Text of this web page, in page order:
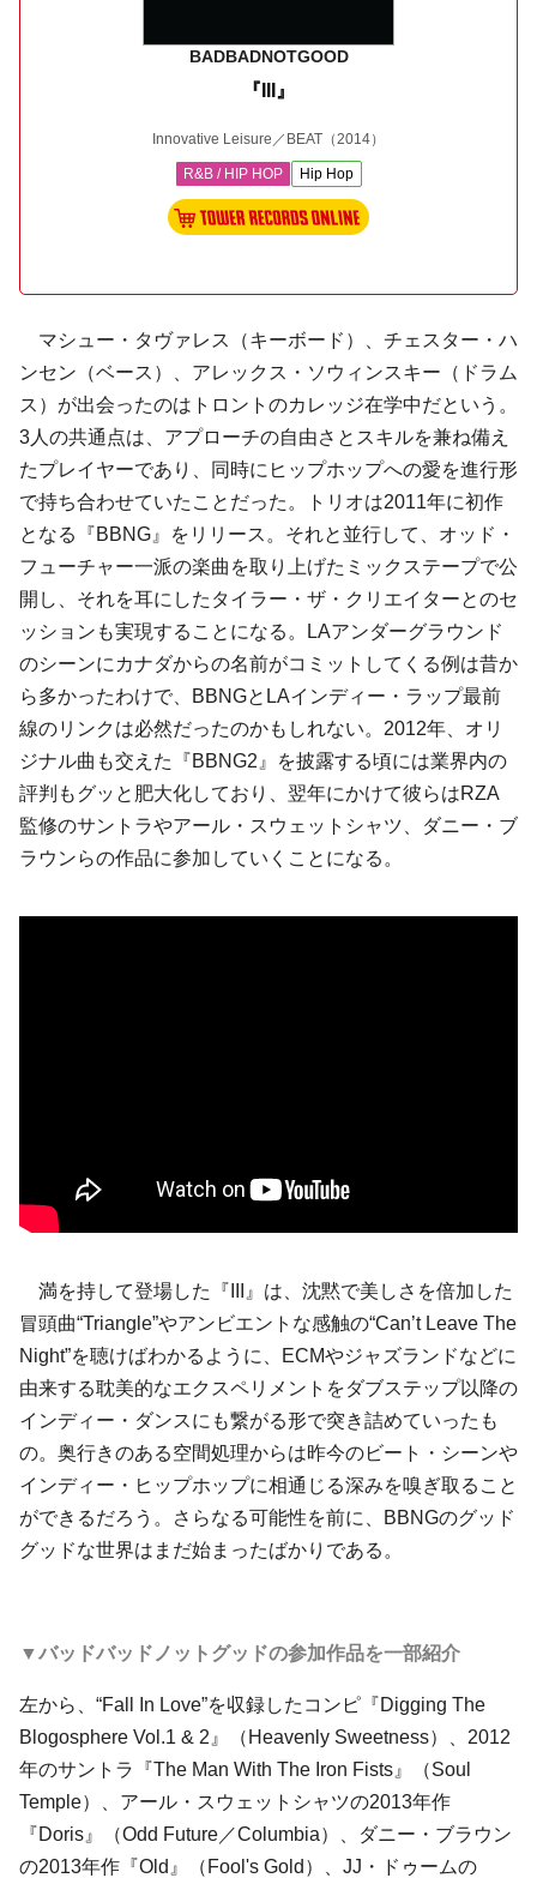
BADBADNOTGOOD
『III』
Innovative Leisure／BEAT （2014）
R&B / HIP HOP Hip Hop
マシュー・タヴァレス（キーボード）、チェスター・ハ
ンセン（ベース）、アレックス・ソウィンスキー（ドラム
ス）が出会ったのはトロントのカレッジ在学中だという。
3人の共通点は、アプローチの自由さとスキルを兼ね備え
たプレイヤーであり、同時にヒップホップへの愛を進行形
で持ち合わせていたことだった。トリオは2011年に初作
となる『BBNG』をリリース。それと並行して、オッド・
フューチャー一派の楽曲を取り上げたミックステープで公
開し、それを耳にしたタイラー・ザ・クリエイターとのセ
ッションも実現することになる。LAアンダーグラウンド
のシーンにカナダからの名前がコミットしてくる例は昔か
ら多かったわけで、BBNGとLAインディー・ラップ最前
線のリンクは必然だったのかもしれない。2012年、オリ
ジナル曲も交えた『BBNG2』を披露する頃には業界内の
評判もグッと肥大化しており、翌年にかけて彼らはRZA
監修のサントラやアール・スウェットシャツ、ダニー・ブ
ラウンらの作品に参加していくことになる。
満を持して登場した『III』は、沈黙で美しさを倍加した
冒頭曲“Triangle”やアンビエントな感触の“Can’t Leave The
Night”を聴けばわかるように、ECMやジャズランドなどに
由来する耽美的なエクスペリメントをダブステップ以降の
インディー・ダンスにも繋がる形で突き詰めていったも
の。奥行きのある空間処理からは昨今のビート・シーンや
インディー・ヒップホップに相通じる深みを嗅ぎ取ること
ができるだろう。さらなる可能性を前に、BBNGのグッド
グッドな世界はまだ始まったばかりである。
▼バッドバッドノットグッドの参加作品を一部紹介
左から、“Fall In Love”を収録したコンピ『Digging The
Blogosphere Vol.1 & 2』（Heavenly Sweetness）、2012
年のサントラ『The Man With The Iron Fists』（Soul
Temple）、アール・スウェットシャツの2013年作
『Doris』（Odd Future／Columbia）、ダニー・ブラウン
の2013年作『Old』（Fool's Gold）、JJ・ドゥームの